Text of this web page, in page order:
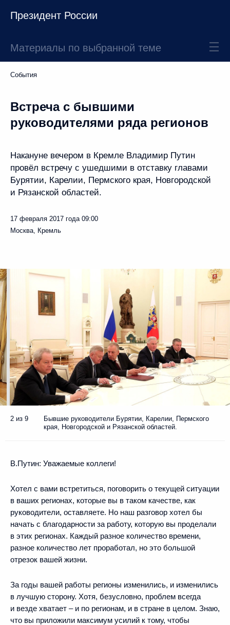
Президент России
Материалы по выбранной теме
События
Встреча с бывшими
руководителями ряда регионов
Накануне вечером в Кремле Владимир Путин
провёл встречу с ушедшими в отставку главами
Бурятии, Карелии, Пермского края, Новгородской
и Рязанской областей.
17 февраля 2017 года 09:00
Москва, Кремль
2 из 9
Бывшие руководители Бурятии, Карелии, Пермского
края, Новгородской и Рязанской областей.
В.Путин: Уважаемые коллеги!
Хотел с вами встретиться, поговорить о текущей ситуации
в ваших регионах, которые вы в таком качестве, как
руководители, оставляете. Но наш разговор хотел бы
начать с благодарности за работу, которую вы проделали
в этих регионах. Каждый разное количество времени,
разное количество лет проработал, но это большой
отрезок вашей жизни.
За годы вашей работы регионы изменились, и изменились
в лучшую сторону. Хотя, безусловно, проблем всегда
и везде хватает – и по регионам, и в стране в целом. Знаю,
что вы приложили максимум усилий к тому, чтобы